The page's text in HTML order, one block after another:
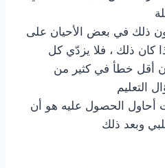
ذلك في بعض الأحيان على
كان ذلك ، فلا يزدّي كل
أقل خطأ في كثير من
كنت أحاول الحصول عليه هو أن
وبعد ذلك